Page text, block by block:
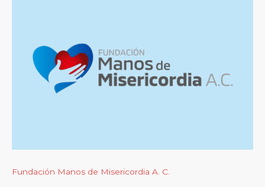
Fundación Manos de Misericordia A. C.